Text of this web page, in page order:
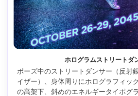
ホログラムストリートダ
ポーズ中のストリートダンサー（反射
イザー）、身体周りにホログラフィッ
の高架下、斜めのエネルギータイポグ